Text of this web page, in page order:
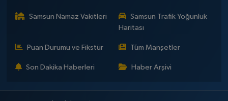
Samsun Namaz Vakitleri
Samsun Trafik Yoğunluk
Haritası
Puan Durumu ve Fikstür Tüm Manşetler
Son Dakika Haberleri Haber Arşivi